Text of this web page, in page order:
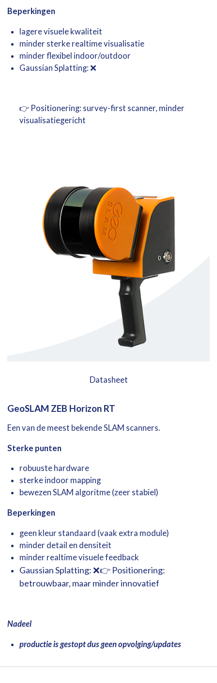
Beperkingen
lagere visuele kwaliteit
minder sterke realtime visualisatie
minder flexibel indoor/outdoor
Gaussian Splatting: ❌
👉 Positionering: survey-first scanner, minder
visualisatiegericht
Datasheet
GeoSLAM ZEB Horizon RT
Een van de meest bekendeSLAM scanners.
Sterke punten
robuuste hardware
sterke indoor mapping
bewezen SLAM algoritme (zeer stabiel)
Beperkingen
geen kleur standaard (vaak extra module)
minder detail en densiteit
minder realtime visuele feedback
GaussianSplatting: ❌👉 Positionering:
betrouwbaar, maar minder innovatief
Nadeel
productie is gestopt dus geen opvolging/updates